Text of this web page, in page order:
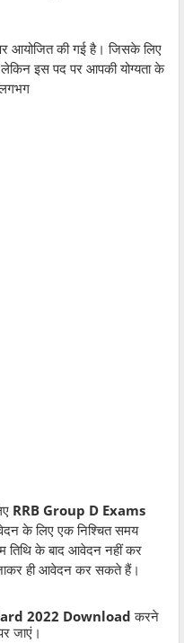
पर आयोजित की गई है। जिसके लिए
इस पद पर आपकी योग्यता के
RRB Group D Exams
के लिए एक निश्चित समय
तिथि के बाद आवेदन नहीं कर
ही आवेदन कर सकते हैं।
2022 Downloadकरने
जाएं।